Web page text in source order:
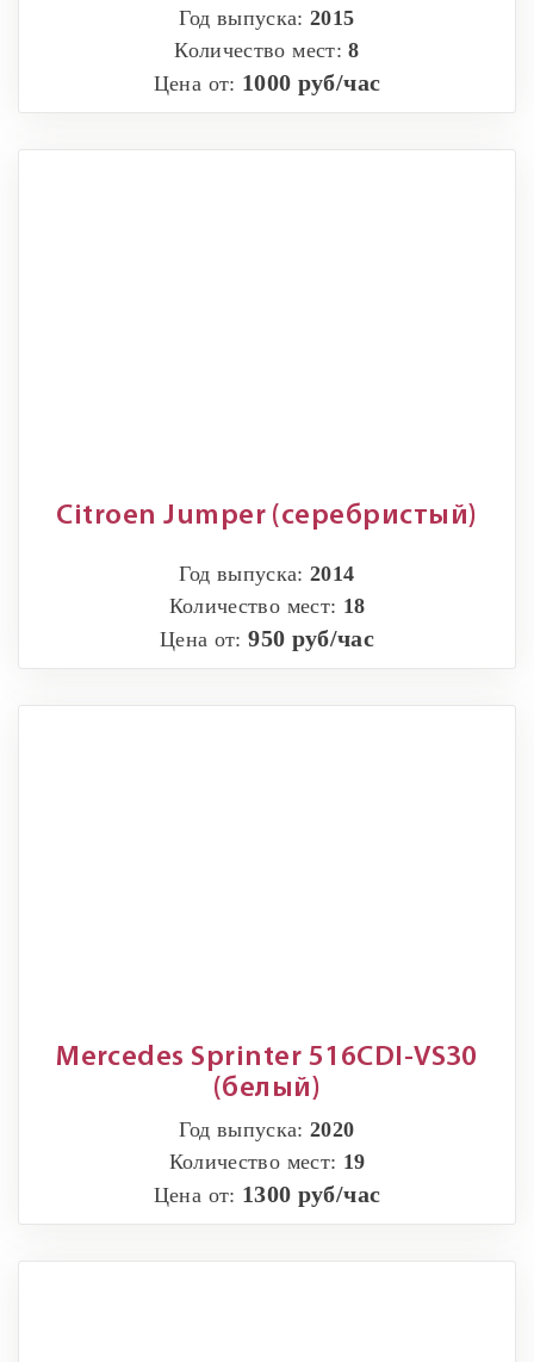
Год выпуска:2015
Количество мест:8
Цена от: 1000 руб/час
Citroen Jumper (серебристый)
Год выпуска:2014
Количество мест: 18
Цена от:950 руб/час
Mercedes Sprinter 516CDI-VS30
(белый)
Год выпуска:2020
Количество мест: 19
Цена от: 1300 руб/час